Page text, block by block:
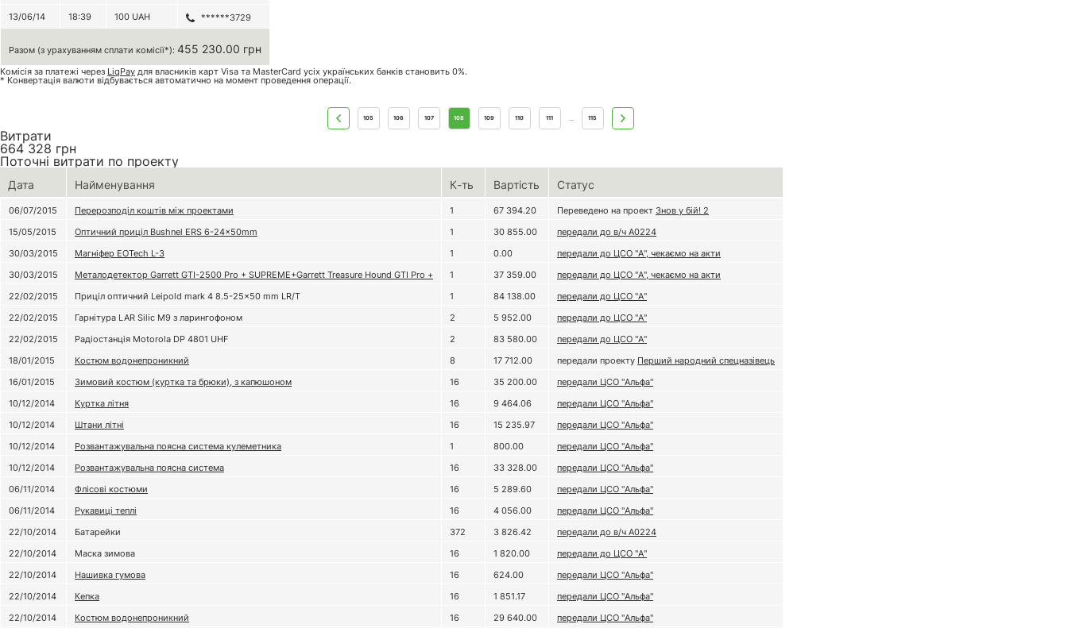
13/06/14 18:39 100 UAH ******3729
Разом (з урахуванням сплати комісії*): 455 230.00 грн
Комісія за платежі через LiqPay для власників карт Visa та MasterCard усіх українських банків становить 0%.
* Конвертація валюти відбувається автоматично на момент проведення операції.
105 106 107 108 109 110 111 ... 115
Витрати
664 328 грн
Поточні витрати по проекту
Дата Найменування К-ть Вартість Статус
06/07/2015 Перерозподіл коштів між проектами 1 67 394.20 Переведено на проект Знов у бій! 2
15/05/2015
Оптичний приціл Bushnel ERS 6-24×50mm 1 30 855.00
передали до в/ч А0224
30/03/2015
Магніфер EOTech L-3 1 0.00
передали до ЦСО "А", чекаємо на акти
30/03/2015
Металодетектор Garrett GTI-2500 Pro + SUPREME+Garrett Treasure Hound GTI Pro + 1 37 359.00
передали до ЦСО "А", чекаємо на акти
22/02/2015
Приціл оптичний Leipold mark 4 8.5-25x50 mm LR/T 1 84 138.00
передали до ЦСО "А"
22/02/2015
Гарнітура LAR Silic M9 з ларингофоном 2 5 952.00
передали до ЦСО "А"
22/02/2015
Радіостанція Motorola DP 4801 UHF 2 83 580.00
передали до ЦСО "А"
18/01/2015
Костюм водонепроникний 8 17 712.00 передали проекту Перший народний спецназівець
16/01/2015
Зимовий костюм (куртка та брюки), з капюшоном 16 35 200.00
передали ЦСО "Альфа"
10/12/2014
Куртка літня 16 9 464.06
передали ЦСО "Альфа"
10/12/2014
Штани літні 16 15 235.97
передали ЦСО "Альфа"
10/12/2014
Розвантажувальна поясна система кулеметника 1 800.00
передали ЦСО "Альфа"
10/12/2014
Розвантажувальна поясна система 16 33 328.00
передали ЦСО "Альфа"
06/11/2014
Флісові костюми 16 5 289.60
передали ЦСО "Альфа"
06/11/2014
Рукавиці теплі 16 4 056.00
передали ЦСО "Альфа"
22/10/2014
Батарейки 372 3 826.42
передали до в/ч А0224
22/10/2014
Маска зимова 16 1 820.00
передали до ЦСО "А"
22/10/2014
Нашивка гумова 16 624.00
передали ЦСО "Альфа"
22/10/2014
Кепка 16 1 851.17
передали ЦСО "Альфа"
22/10/2014
Костюм водонепроникний 16 29 640.00
передали ЦСО "Альфа"